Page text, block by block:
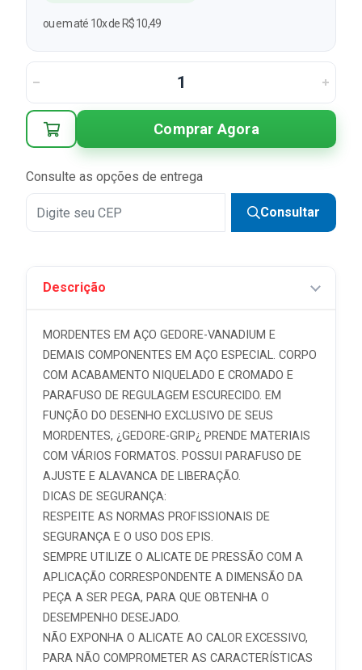
ou em até 10x de R$ 10,49
Comprar Agora
Consulte as opções de entrega
Consultar
Descrição
MORDENTES EM AÇO GEDORE-VANADIUM E
DEMAIS COMPONENTES EM AÇO ESPECIAL. CORPO
COM ACABAMENTO NIQUELADO E CROMADO E
PARAFUSO DE REGULAGEM ESCURECIDO. EM
FUNÇÃO DO DESENHO EXCLUSIVO DE SEUS
MORDENTES, ¿GEDORE-GRIP¿ PRENDE MATERIAIS
COM VÁRIOS FORMATOS. POSSUI PARAFUSO DE
AJUSTE E ALAVANCA DE LIBERAÇÃO.
DICAS DE SEGURANÇA:
RESPEITE AS NORMAS PROFISSIONAIS DE
SEGURANÇA E O USO DOS EPIS.
SEMPRE UTILIZE O ALICATE DE PRESSÃO COM A
APLICAÇÃO CORRESPONDENTE A DIMENSÃO DA
PEÇA A SER PEGA, PARA QUE OBTENHA O
DESEMPENHO DESEJADO.
NÃO EXPONHA O ALICATE AO CALOR EXCESSIVO,
PARA NÃO COMPROMETER AS CARACTERÍSTICAS